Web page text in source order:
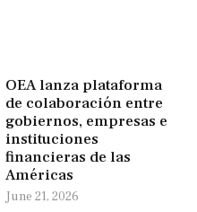
OEA lanza plataforma
de colaboración entre
gobiernos, empresas e
instituciones
financieras de las
Américas
June 21, 2026